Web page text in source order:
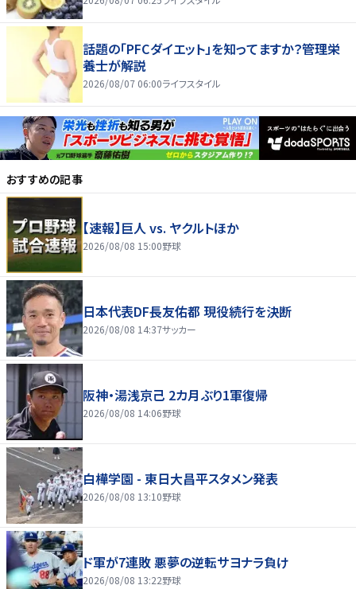
話題の「PFCダイエット」を知ってますか？管理栄
養士が解説
2026/08/07 06:00ライフスタイル
おすすめの記事
【速報】巨人 vs. ヤクルトほか
2026/08/08 15:00野球
日本代表DF長友佑都 現役続行を決断
2026/08/08 14:37サッカー
阪神・湯浅京己 2カ月ぶり1軍復帰
2026/08/08 14:06野球
白樺学園 - 東日大昌平スタメン発表
2026/08/08 13:10野球
ド軍が7連敗 悪夢の逆転サヨナラ負け
2026/08/08 13:22野球